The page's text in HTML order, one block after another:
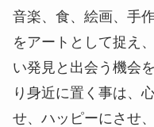
音楽、食、絵画、手
をアートとして捉え
い発見と出会う機会
り身近に置く事は、
せ、ハッピーにさせ